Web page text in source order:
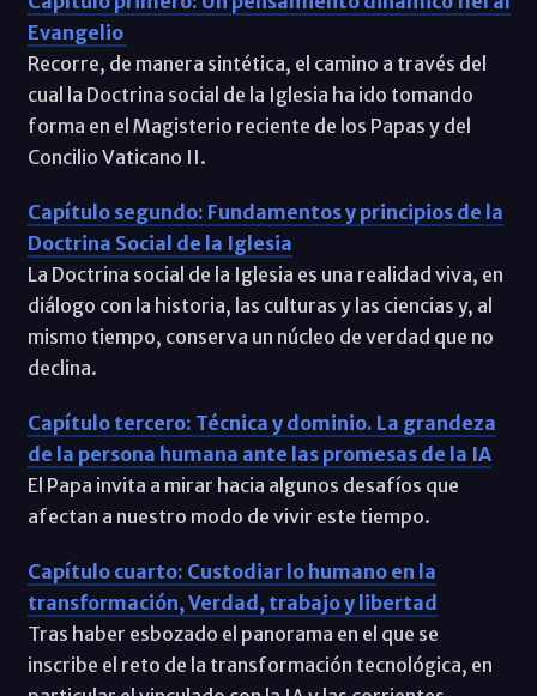
Evangelio
Recorre, de manera sintética, el camino a través del
cual la Doctrina social de la Iglesia ha ido tomando
forma en el Magisterio reciente de los Papas y del
Concilio Vaticano II.
Capítulo segundo: Fundamentos y principios de la
Doctrina Social de la Iglesia
La Doctrina social de la Iglesia es una realidad viva, en
diálogo con la historia, las culturas y las ciencias y, al
mismo tiempo, conserva un núcleo de verdad que no
declina.
Capítulo tercero: Técnica y dominio. La grandeza
de la persona humana ante las promesas de la IA
El Papa invita a mirar hacia algunos desafíos que
afectan a nuestro modo de vivir este tiempo.
Capítulo cuarto: Custodiar lo humano en la
transformación, Verdad, trabajo y libertad
Tras haber esbozado el panorama en el que se
inscribe el reto de la transformación tecnológica, en